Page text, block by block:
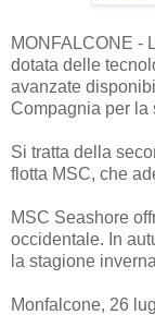
MONFALCONE -
dotata delle
avanzate
Compagnia per la
Si tratta della
flotta MSC, che
MSC Seashore
occidentale. In
la stagione
Monfalcone, 26